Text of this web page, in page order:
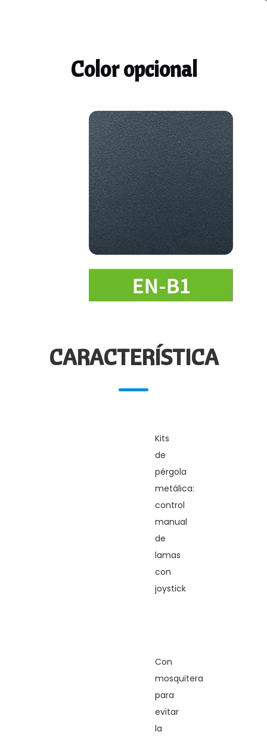
Color opcional
CARACTERÍSTICA
Kits
de
pérgola
metálica:
control
manual
de
lamas
con
joystick
Con
mosquitera
para
evitar
la